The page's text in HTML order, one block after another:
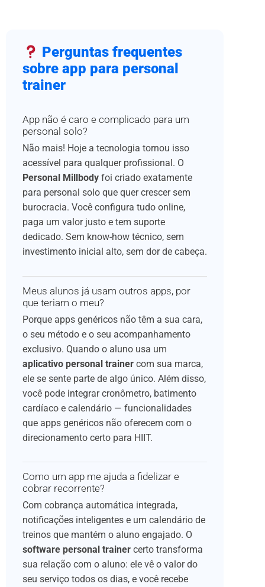
Perguntas frequentes
sobre app para personal
trainer
App não é caro e complicado para um
personal solo?
Não mais! Hoje a tecnologia tornou isso
acessível para qualquer profissional. O
Personal Millbody foi criado exatamente
para personal solo que quer crescer sem
burocracia. Você configura tudo online,
paga um valor justo e tem suporte
dedicado. Sem know-how técnico, sem
investimento inicial alto, sem dor de cabeça.
Meus alunos já usam outros apps, por
que teriam o meu?
Porque apps genéricos não têm a sua cara,
o seu método e o seu acompanhamento
exclusivo. Quando o aluno usa um
aplicativo personal trainer com sua marca,
ele se sente parte de algo único. Além disso,
você pode integrar cronômetro, batimento
cardíaco e calendário — funcionalidades
que apps genéricos não oferecem com o
direcionamento certo para HIIT.
Como um app me ajuda a fidelizar e
cobrar recorrente?
Com cobrança automática integrada,
notificações inteligentes e um calendário de
treinos que mantém o aluno engajado. O
software personal trainer certo transforma
sua relação com o aluno: ele vê o valor do
seu serviço todos os dias, e você recebe